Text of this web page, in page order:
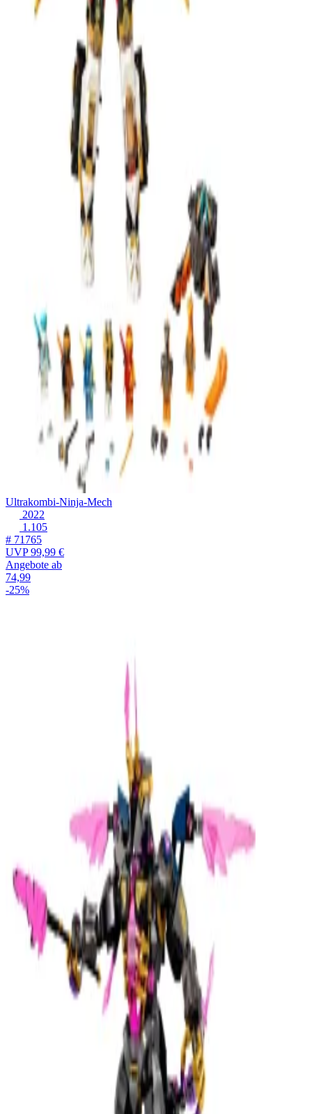
Ultrakombi-Ninja-Mech
2022
1.105
# 71765
UVP99,99 €
Angebote ab
74,99
-25%